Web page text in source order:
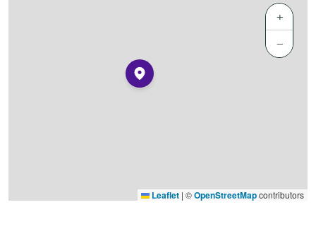
+
−
Leaflet | ©OpenStreetMapcontributors